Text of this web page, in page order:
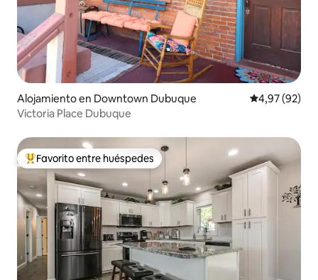
Alojamiento en Downtown Dubuque Calificación
4,97 (92)
Victoria Place Dubuque
Favorito entre los huéspedes más destacados
Favorito entre huéspedes